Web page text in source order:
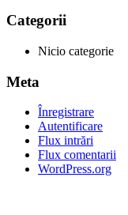
Categorii
Nicio categorie
Meta
Înregistrare
Autentificare
Flux intrări
Flux comentarii
WordPress.org